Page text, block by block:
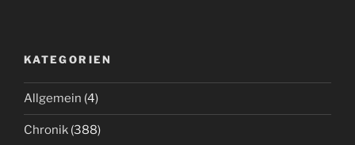
KATEGORIEN
Allgemein (4)
Chronik (388)